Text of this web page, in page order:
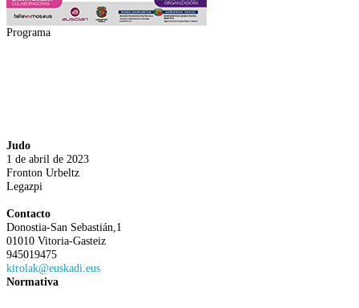
Programa
Judo
1 de abril de 2023
Fronton Urbeltz
Legazpi
Contacto
Donostia-San Sebastián,1
01010 Vitoria-Gasteiz
945019475
kirolak@euskadi.eus
Normativa